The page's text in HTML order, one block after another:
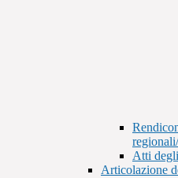
Atti
Articolazione